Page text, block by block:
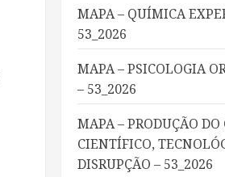
MAPA – QUÍMICA
53_2026
MAPA – PSICOLOGIA
– 53_2026
MAPA – PRODUÇÃO
CIENTÍFICO,
DISRUPÇÃO – 53_2026